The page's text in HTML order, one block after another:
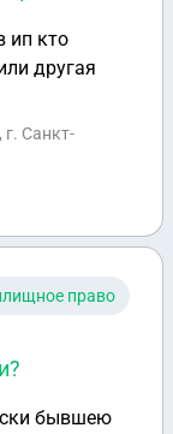
ип кто
другая
Санкт-
право
бывшею